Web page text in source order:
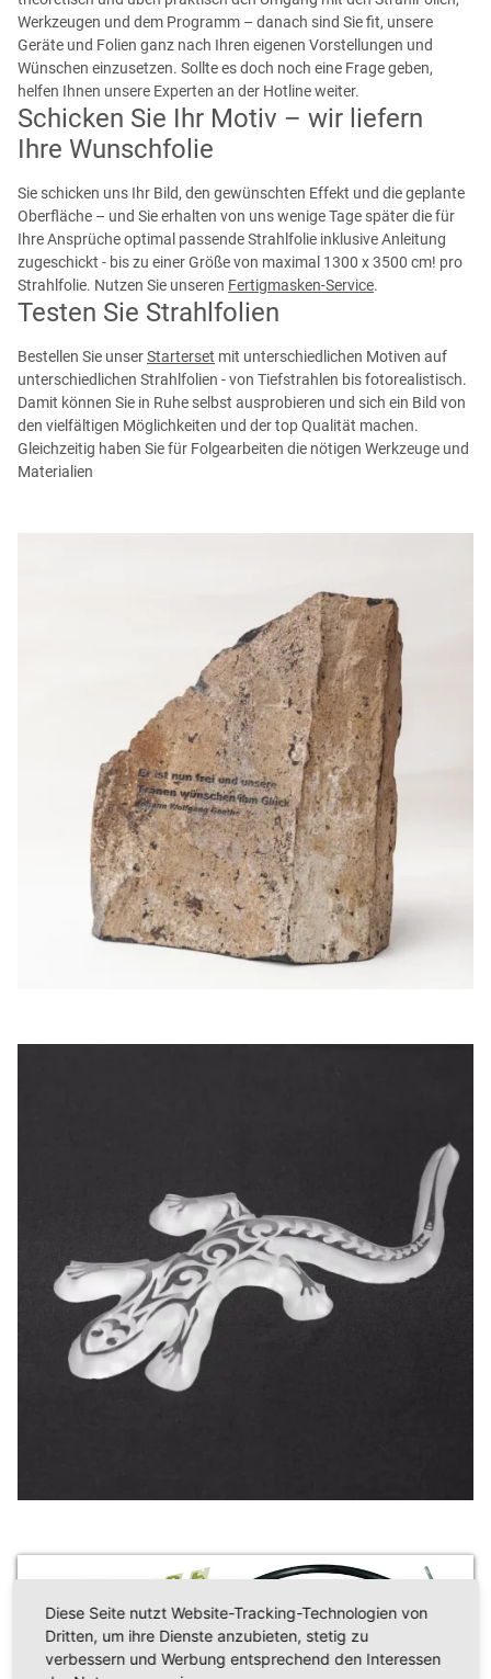
Werkzeugen und dem Programm – danach sind Sie fit, unsere
Geräte und Folien ganz nach Ihren eigenen Vorstellungen und
Wünschen einzusetzen. Sollte es doch noch eine Frage geben,
helfen Ihnen unsere Experten an der Hotline weiter.
Schicken Sie Ihr Motiv – wir liefern
Ihre Wunschfolie
Sie schicken uns Ihr Bild, den gewünschten Effekt und die geplante
Oberfläche – und Sie erhalten von uns wenige Tage später die für
Ihre Ansprüche optimal passende Strahlfolie inklusive Anleitung
zugeschickt - bis zu einer Größe von maximal 1300 x 3500 cm! pro
Strahlfolie. Nutzen Sie unseren Fertigmasken-Service.
Testen Sie Strahlfolien
Bestellen Sie unserStarterset mit unterschiedlichen Motiven auf
unterschiedlichen Strahlfolien - von Tiefstrahlen bis fotorealistisch.
Damit können Sie in Ruhe selbst ausprobieren und sich ein Bild von
den vielfältigen Möglichkeiten und der top Qualität machen.
Gleichzeitig haben Sie für Folgearbeiten die nötigen Werkzeuge und
Materialien
Diese Seite nutzt Website-Tracking-Technologien von
Dritten, um ihre Dienste anzubieten, stetig zu
verbessern und Werbung entsprechend den Interessen